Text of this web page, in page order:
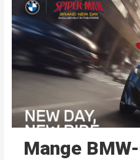
Mange